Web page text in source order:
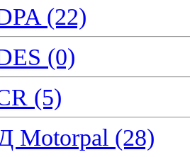
(22)
(0)
(5)
Motorpal (28)